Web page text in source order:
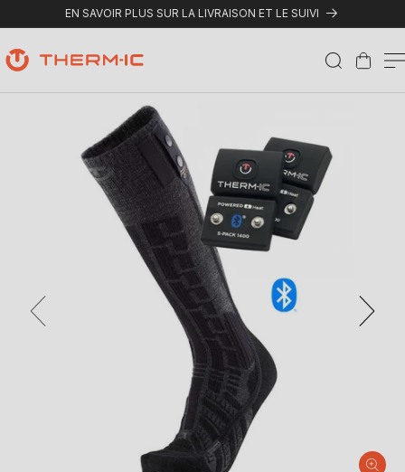
Ignorer et passer au contenu
EN SAVOIR PLUS SUR LA LIVRAISON ET LE SUIVI
Panier
Passer aux informations produits